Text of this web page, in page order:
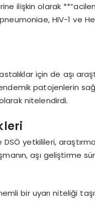
ilişkin olarak
HIV-1 ve
için de aşı
patojenlerin
nitelendirdi.
yetkilileri,
aşı geliştirme
bir uyarı niteliği